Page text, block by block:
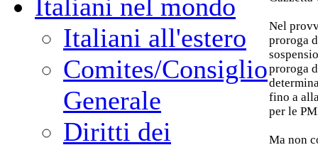
Italiani nel mondo
Italiani all'estero
Comites/Consiglio
Generale
Diritti dei
Nel
proroga
proroga
fino a
per le
Ma non